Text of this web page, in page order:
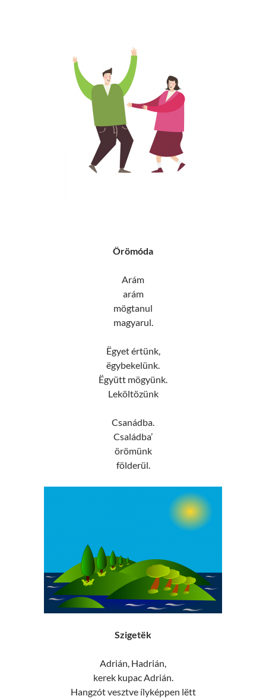
Örömóda
Arám
arám
mögtanul
magyarul.
Ëgyet értünk,
ëgybekelünk.
Ëgyütt mögyünk.
Leköltözünk
Csanádba.
Családba’
örömünk
földerül.
Szigetëk
Adrián, Hadrián,
kerek kupac Adrián.
Hangzót vesztve ílyképpen lëtt